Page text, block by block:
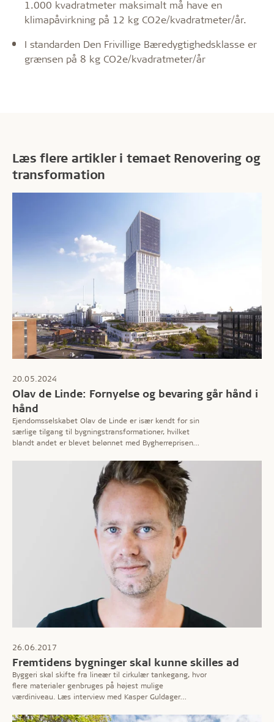
1.000 kvadratmeter maksimalt må have en
klimapåvirkning på 12 kg CO2e/kvadratmeter/år.
I standarden Den Frivillige Bæredygtighedsklasse er
grænsen på 8 kg CO2e/kvadratmeter/år
Læs flere artikler i temaet Renovering og
transformation
20.05.2024
Olav de Linde: Fornyelse og bevaring går hånd i
hånd
Ejendomsselskabet Olav de Linde er især kendt for sin
særlige tilgang til bygningstransformationer, hvilket
blandt andet er blevet belønnet med Bygherreprisen
Olav de Linde, som også fortæller om kontorhøjhuset
26.06.2017
Fremtidens bygninger skal kunne skilles ad
Byggeri skal skifte fra lineær til cirkulær tankegang, hvor
flere materialer genbruges på højest mulige
værdiniveau. Læs interview med Kasper Guldager